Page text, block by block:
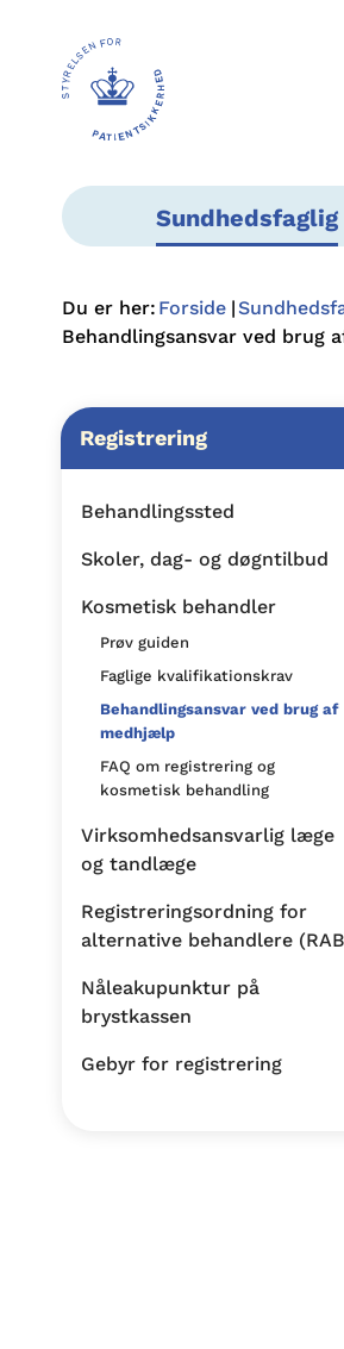
Sundhedsfaglig
Du er her: Forside
Behandlingsansvar ved brug
Registrering
Behandlingssted
Skoler, dag- og døgntilbud
Kosmetisk behandler
Prøv guiden
Faglige kvalifikationskrav
Behandlingsansvar ved brug af
medhjælp
FAQ om registrering og
kosmetisk behandling
Virksomhedsansvarlig læge
og tandlæge
Registreringsordning for
alternative behandlere
Nåleakupunktur på
brystkassen
Gebyr for registrering